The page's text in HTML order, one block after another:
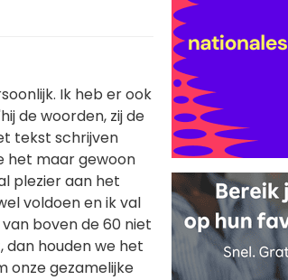
Ik heb er ook
de woorden, zij de
tekst schrijven
het maar gewoon
plezier aan het
voldoen en ik val
boven de 60 niet
dan houden we het
onze gezamelijke